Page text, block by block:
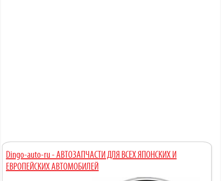
Dingo-auto-ru - АВТОЗАПЧАСТИ ДЛЯ ВСЕХ ЯПОНСКИХ И
ЕВРОПЕЙСКИХ АВТОМОБИЛЕЙ